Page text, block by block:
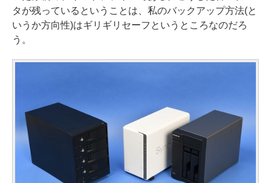
タが残っているということは、私のバックアップ方法(と
いうか方向性)はギリギリセーフというところなのだろ
う。